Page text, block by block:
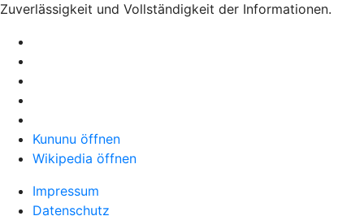
Zuverlässigkeit und Vollständigkeit der Informationen.
Kununu öffnen
Wikipedia öffnen
Impressum
Datenschutz